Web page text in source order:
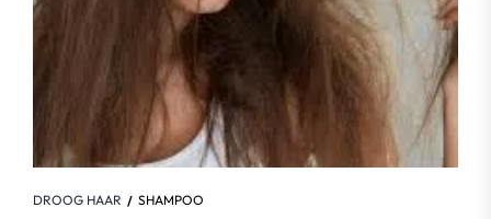
DROOG HAAR SHAMPOO